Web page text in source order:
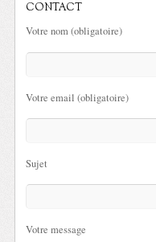
CONTACT
Votre nom (obligatoire)
Votre email (obligatoire)
Sujet
Votre message